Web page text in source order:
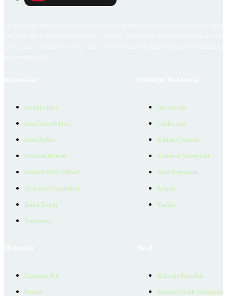
Emlakjet Blog
Satın Alma Rehberi
Satıcı Rehberi
Kiralama Rehberi
Konut Kredisi Rehberi
Ne Kadar Ödeyebilirim
Emlak Değeri
Verilerimiz
Hakkımızda
Ödüllerimiz
Reklam Çözümleri
Kurumsal Materyaller
İnsan Kaynakları
İletişim
Yardım
Danışman Bul
Projeler
Kullanım Koşulları
Bireysel Üyelik Sözleşmesi